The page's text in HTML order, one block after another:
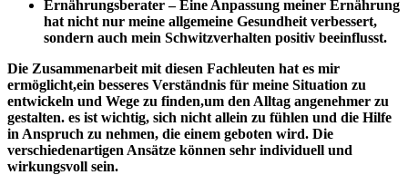
Ernährungsberater– Eine⁣ Anpassung meiner Ernährung‌
hat nicht nur ‌meine allgemeine Gesundheit ⁣verbessert,
sondern⁣ auch mein Schwitzverhalten positiv ⁢beeinflusst.
Die Zusammenarbeit mit diesen Fachleuten ‌hat es‌ mir
ermöglicht,ein besseres Verständnis für meine Situation zu
entwickeln und⁣ Wege zu finden,um den Alltag angenehmer‌ zu
gestalten.⁣ es ist wichtig, sich nicht allein zu fühlen‍ und die Hilfe
in Anspruch zu nehmen, die einem⁣ geboten wird. Die
verschiedenartigen Ansätze können sehr individuell und
wirkungsvoll sein.